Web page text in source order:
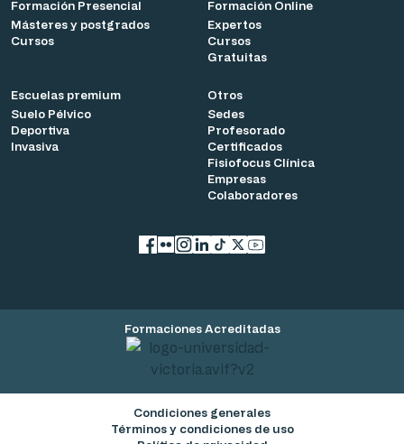
Formación Presencial
Másteres y postgrados
Cursos
Formación Online
Expertos
Cursos
Gratuitas
Escuelas premium
Suelo Pélvico
Deportiva
Invasiva
Otros
Sedes
Profesorado
Certificados
Fisiofocus Clínica
Empresas
Colaboradores
Formaciones Acreditadas
Condiciones generales
Términos y condiciones de uso